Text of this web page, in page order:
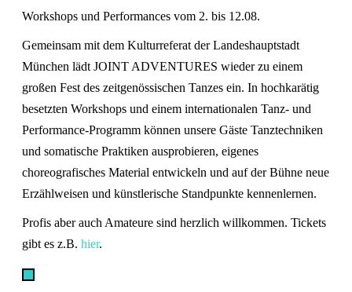
Workshops und Performances vom 2. bis 12.08.
Gemeinsam mit dem Kulturreferat der Landeshauptstadt
München lädt JOINT ADVENTURES wieder zu einem
großen Fest des zeitgenössischen Tanzes ein. In hochkarätig
besetzten Workshops und einem internationalen Tanz- und
Performance-Programm können unsere Gäste Tanztechniken
und somatische Praktiken ausprobieren, eigenes
choreografisches Material entwickeln und auf der Bühne neue
Erzählweisen und künstlerische Standpunkte kennenlernen.
Profis aber auch Amateure sind herzlich willkommen. Tickets
gibt es z.B. hier.